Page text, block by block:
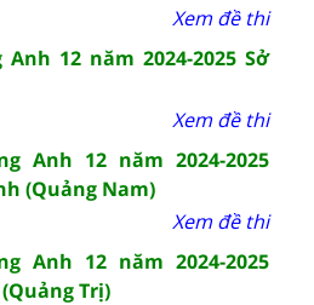
Xem đề thi
12 năm 2024-2025 Sở
Xem đề thi
Anh 12 năm 2024-2025
(Quảng Nam)
Xem đề thi
Anh 12 năm 2024-2025
Trị)